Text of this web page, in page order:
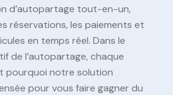
d’autopartage tout-en-un,
réservations, les paiements et
en temps réel. Dans le
de l’autopartage, chaque
pourquoi notre solution
pour vous faire gagner du